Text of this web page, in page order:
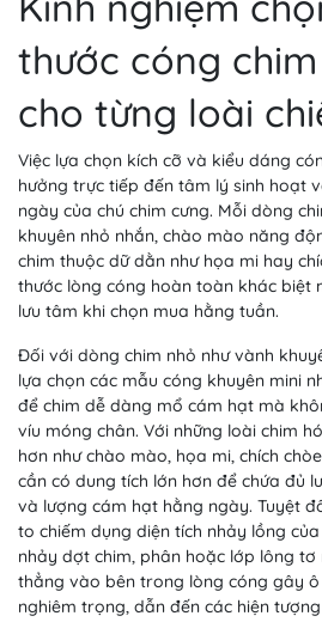
thước cóng
cho từng loài
Việc lựa chọn kích cỡ và kiểu dáng
hưởng trực tiếp đến tâm lý sinh hoạt
ngày của chú chim cưng. Mỗi dòng
khuyên nhỏ nhắn, chào mào năng
chim thuộc dữ dằn như họa mi hay
thước lòng cóng hoàn toàn khác biệt
lưu tâm khi chọn mua hằng tuần.
Đối với dòng chim nhỏ như vành
lựa chọn các mẫu cóng khuyên mini
để chim dễ dàng mổ cám hạt mà
víu móng chân. Với những loài chim
hơn như chào mào, họa mi, chích
cần có dung tích lớn hơn để chứa đủ
và lượng cám hạt hằng ngày. Tuyệt
to chiếm dụng diện tích nhảy lồng
nhảy dợt chim, phân hoặc lớp lông
thẳng vào bên trong lòng cóng gây
nghiêm trọng, dẫn đến các hiện